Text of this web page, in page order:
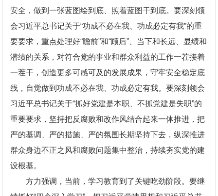
安全，做到一张蓝图绘到底、照着蓝图干到底。要深刻领
会习近平总书记关于“功成不必在我、功成必定有我”的重
要要求，重点处理好“瞻前”和“顾后”、当下和长远、显绩和
潜绩的关系，对符合党的事业和群众利益的工作一茬接着
一茬干，创造更多可感可及的发展成果，守牢安全稳定底
线，自觉做到功成不必在我、功成必定有我。要深刻领会
习近平总书记关于“抓好党建是本职、不抓党建是失职”的
重要要求，坚持把反腐败和改作风结合起来一体推进，把
严的基调、严的措施、严的氛围长期坚持下去，纵深推进
群众身边不正之风和腐败问题集中整治，持续夯实党的建
设根基。
方力强调，当前，学习教育到了关键吃劲阶段。要继